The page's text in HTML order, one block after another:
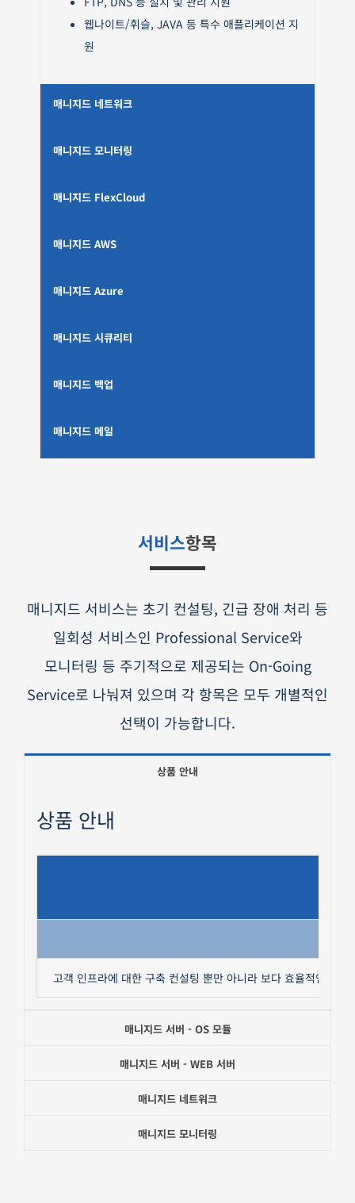
웹나이트/휘슬, JAVA 등 특수 애플리케이션 지
원
매니지드 네트워크
매니지드 모니터링
매니지드 FlexCloud
매니지드 AWS
매니지드 Azure
매니지드 시큐리티
매니지드 백업
매니지드 메일
서비스항목
매니지드 서비스는 초기 컨설팅, 긴급 장애 처리 등
일회성 서비스인 Professional Service와
모니터링 등 주기적으로 제공되는 On-Going
Service로 나눠져 있으며 각 항목은 모두 개별적인
선택이 가능합니다.
상품 안내
상품 안내
고객 인프라에 대한 구축 컨설팅 뿐만 아니라 보다 효율적인 구
매니지드 서버 - OS 모듈
매니지드 서버 - WEB 서버
매니지드 네트워크
매니지드 모니터링